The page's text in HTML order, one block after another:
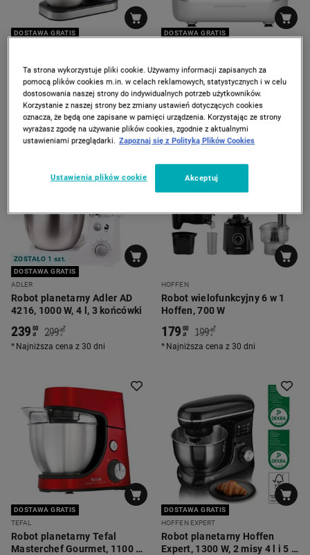
DOSTAWA GRATIS
MR-557, 1200 W, 3 l, 3
końcówki
199 00
zł 259 00
zł
*
Najniższa cena z 30 dni
DOSTAWA GRATIS
kuchenny Tilswall Home,
1200 W, 21 funkcji, biały
2.699 00
zł 4.999 00
zł
Najniższa cena z 30 dni
PROMOCJA
ZOSTAŁO 1 szt.
DOSTAWA GRATIS
ADLER
Robot planetarny Adler AD
4216, 1000 W, 4 l, 3 końcówki
239 00
zł 299 00
zł
*
Najniższa cena z 30 dni
PROMOCJA
HOFFEN
Robot wielofunkcyjny 6 w 1
Hoffen, 700 W
179 00
zł 199 00
zł
*
Najniższa cena z 30 dni
DOSTAWA GRATIS
TEFAL
Robot planetarny Tefal
Masterchef Gourmet, 1100 W,
DOSTAWA GRATIS
HOFFEN EXPERT
Robot planetarny Hoffen
Expert, 1300 W, 2 misy 4 l i 5 l,
Ta strona wykorzystuje pliki cookie. Używamy informacji zapisanych za
pomocą plików cookies m.in. w celach reklamowych, statystycznych i w celu
dostosowania naszej strony do indywidualnych potrzeb użytkowników.
Korzystanie z naszej strony bez zmiany ustawień dotyczących cookies
oznacza, że będą one zapisane w pamięci urządzenia. Korzystając ze strony
wyrażasz zgodę na używanie plików cookies, zgodnie z aktualnymi
ustawieniami przeglądarki. Zapoznaj się z Polityką Plików Cookies
Ustawienia plików cookie Akceptuj